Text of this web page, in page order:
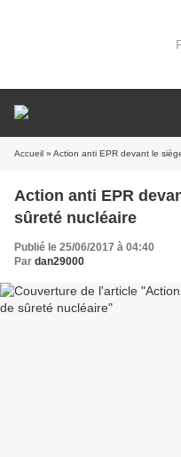
Accueil » Action anti EPR devant le
Action anti EPR
sûreté nucléaire
Publié le 25/06/2017 à 04:40
Par dan29000